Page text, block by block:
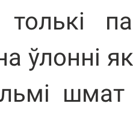
ўлонні